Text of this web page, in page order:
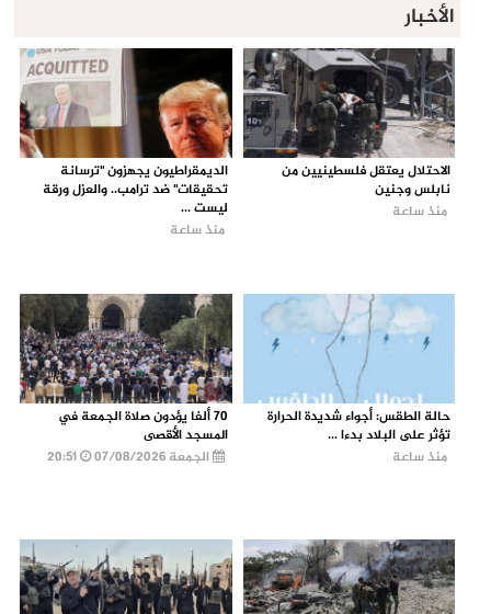
الأخبار
الاحتلال يعتقل فلسطينيين من
نابلس وجنين
منذ ساعة
الديمقراطيون يجهزون "ترسانة
تحقيقات" ضد ترامب.. والعزل ورقة
ليست ...
منذ ساعة
حالة الطقس: أجواء شديدة الحرارة
تؤثر على البلاد بدءا ...
منذ ساعة
70 ألفا يؤدون صلاة الجمعة في
المسجد الأقصى
الجمعة 07/08/2026
20:51